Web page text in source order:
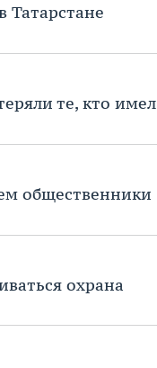
Татарстане
те, кто имел
общественники
охрана